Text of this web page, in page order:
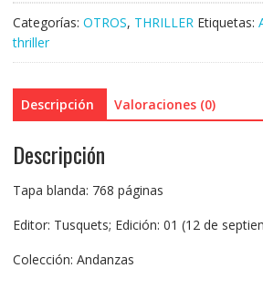
Categorías: OTROS, THRILLER Etiquetas:
thriller
Descripción Valoraciones (0)
Descripción
Tapa blanda: 768 páginas
Editor: Tusquets; Edición: 01 (12 de
Colección: Andanzas